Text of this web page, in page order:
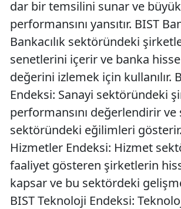
dar bir temsilini sunar ve
performansını yansıtır. BIST
Bankacılık sektöründeki
senetlerini içerir ve banka
değerini izlemek için kullanılır.
Endeksi: Sanayi sektöründeki
performansını değerlendirir ve
sektöründeki eğilimleri
Hizmetler Endeksi: Hizmet
faaliyet gösteren şirketlerin
kapsar ve bu sektördeki
BIST Teknoloji Endeksi: